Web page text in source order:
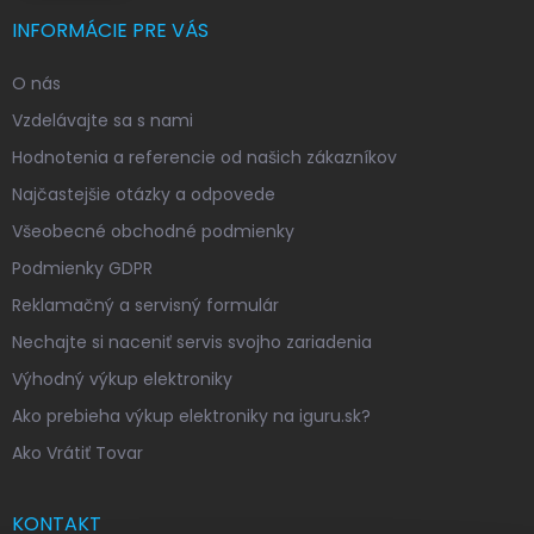
INFORMÁCIE PRE VÁS
O nás
Vzdelávajte sa s nami
Hodnotenia a referencie od našich zákazníkov
Najčastejšie otázky a odpovede
Všeobecné obchodné podmienky
Podmienky GDPR
Reklamačný a servisný formulár
Nechajte si naceniť servis svojho zariadenia
Výhodný výkup elektroniky
Ako prebieha výkup elektroniky na iguru.sk?
Ako Vrátiť Tovar
KONTAKT